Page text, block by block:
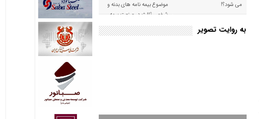
می شود؟!
موضوع بیمه نامه های بدنه و
شخص ثالث در صنعت بیمه
به روایت تصویر